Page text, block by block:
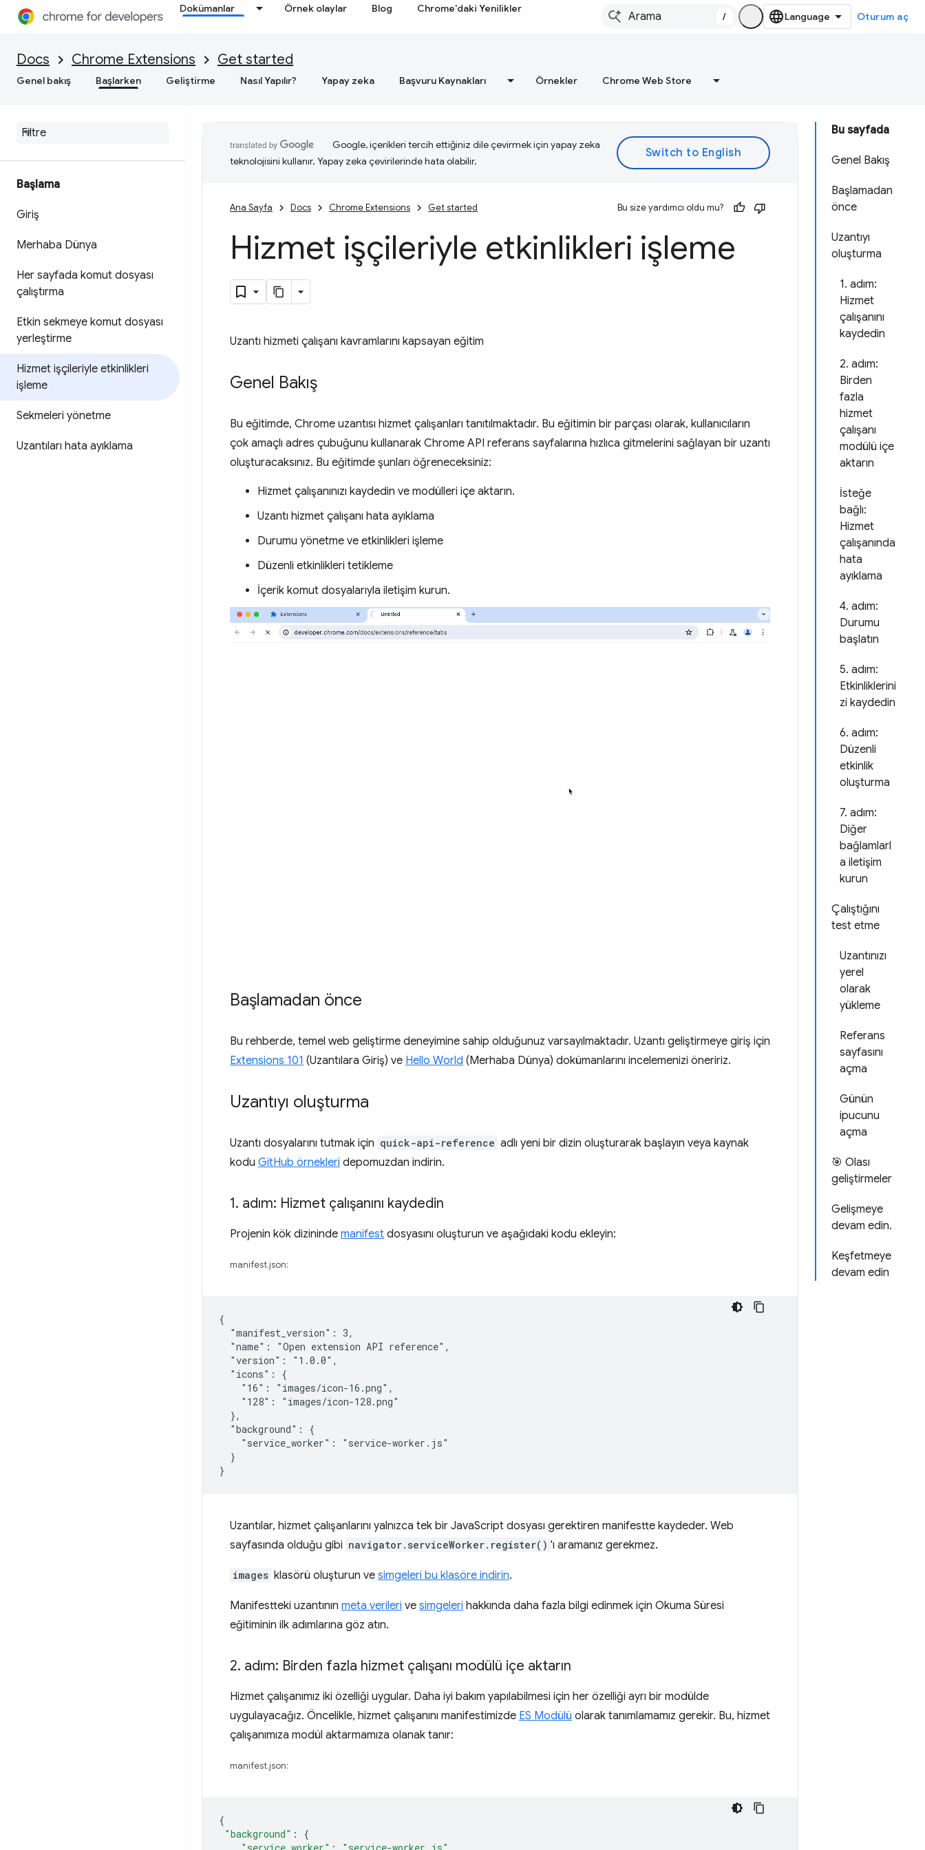
Dokümanlar Örnek olaylar Blog Chrome'daki Yenilikler
/ Oturum aç
Docs Chrome Extensions Get started
Genel bakış Başlarken Geliştirme Nasıl Yapılır? Yapay zeka Başvuru Kaynakları Örnekler Chrome Web Store
Başlama
Giriş
Merhaba Dünya
Her sayfada komut dosyası
çalıştırma
Etkin sekmeye komut dosyası
yerleştirme
Hizmet işçileriyle etkinlikleri
işleme
Sekmeleri yönetme
Uzantıları hata ayıklama
Bu sayfada
Genel Bakış
Başlamadan
önce
Uzantıyı
oluşturma
1. adım:
Hizmet
çalışanını
kaydedin
2. adım:
Birden
fazla
hizmet
çalışanı
modülü içe
aktarın
İsteğe
bağlı:
Hizmet
çalışanında
hata
ayıklama
4. adım:
Durumu
başlatın
5. adım:
Etkinliklerini
zi kaydedin
6. adım:
Düzenli
etkinlik
oluşturma
7. adım:
Diğer
bağlamlarl
a iletişim
kurun
Çalıştığını
test etme
Uzantınızı
yerel
olarak
yükleme
Referans
sayfasını
açma
Günün
ipucunu
açma
🎯 Olası
geliştirmeler
Gelişmeye
devam edin.
Keşfetmeye
devam edin
Google, içerikleri tercih ettiğiniz dile çevirmek için yapay zeka
teknolojisini kullanır. Yapay zeka çevirilerinde hata olabilir.
Ana Sayfa Docs Chrome Extensions Get started Bu size yardımcı oldu mu?
Hizmet işçileriyle etkinlikleri işleme
Uzantı hizmeti çalışanı kavramlarını kapsayan eğitim
Genel Bakış
Bu eğitimde, Chrome uzantısı hizmet çalışanları tanıtılmaktadır. Bu eğitimin bir parçası olarak, kullanıcıların
çok amaçlı adres çubuğunu kullanarak Chrome API referans sayfalarına hızlıca gitmelerini sağlayan bir uzantı
oluşturacaksınız. Bu eğitimde şunları öğreneceksiniz:
Hizmet çalışanınızı kaydedin ve modülleri içe aktarın.
Uzantı hizmet çalışanı hata ayıklama
Durumu yönetme ve etkinlikleri işleme
Düzenli etkinlikleri tetikleme
İçerik komut dosyalarıyla iletişim kurun.
Başlamadan önce
Bu rehberde, temel web geliştirme deneyimine sahip olduğunuz varsayılmaktadır. Uzantı geliştirmeye giriş için
Extensions 101 (Uzantılara Giriş) ve Hello World (Merhaba Dünya) dokümanlarını incelemenizi öneririz.
Uzantıyı oluşturma
Uzantı dosyalarını tutmak için quick-api-reference adlı yeni bir dizin oluşturarak başlayın veya kaynak
kodu GitHub örnekleri depomuzdan indirin.
1. adım: Hizmet çalışanını kaydedin
Projenin kök dizininde manifest dosyasını oluşturun ve aşağıdaki kodu ekleyin:
manifest.json:
{
  "manifest_version": 3,
  "name": "Open extension API reference",
  "version": "1.0.0",
  "icons": {
    "16": "images/icon-16.png",
    "128": "images/icon-128.png"
  },
  "background": {
    "service_worker": "service-worker.js"
  }
Uzantılar, hizmet çalışanlarını yalnızca tek bir JavaScript dosyası gerektiren manifestte kaydeder. Web
sayfasında olduğu gibi navigator.serviceWorker.register() 'ı aramanız gerekmez.
images klasörü oluşturun ve simgeleri bu klasöre indirin.
Manifestteki uzantının meta verileri ve simgeleri hakkında daha fazla bilgi edinmek için Okuma Süresi
eğitiminin ilk adımlarına göz atın.
2. adım: Birden fazla hizmet çalışanı modülü içe aktarın
Hizmet çalışanımız iki özelliği uygular. Daha iyi bakım yapılabilmesi için her özelliği ayrı bir modülde
uygulayacağız. Öncelikle, hizmet çalışanını manifestimizde ES Modülü olarak tanımlamamız gerekir. Bu, hizmet
çalışanımıza modül aktarmamıza olanak tanır:
manifest.json:
{
"background" :
{